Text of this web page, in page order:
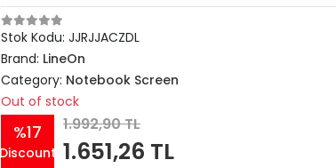
Stok Kodu: JJRJJACZDL
Brand: LineOn
Category: Notebook Screen
Out of stock
%17
Discount
1.992,90 TL
1.651,26 TL